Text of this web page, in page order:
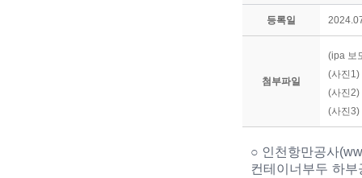
등록일
첨부파일
(ipa 보
(사진1)
(사진2)
(사진3)
○ 인천항만공사
컨테이너부두 하부